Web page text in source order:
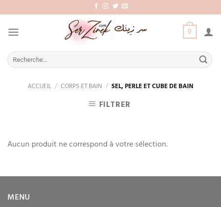
au
contenu
0
Recherche
pour :
ACCUEIL / CORPS ET BAIN / SEL, PERLE ET CUBE DE BAIN
FILTRER
Aucun produit ne correspond à votre sélection.
MENU